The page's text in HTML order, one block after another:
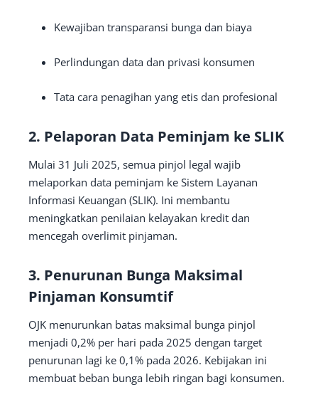
Kewajiban transparansi bunga dan biaya
Perlindungan data dan privasi konsumen
Tata cara penagihan yang etis dan profesional
2. Pelaporan Data Peminjam ke SLIK
Mulai 31 Juli 2025, semua pinjol legal wajib
melaporkan data peminjam ke Sistem Layanan
Informasi Keuangan (SLIK). Ini membantu
meningkatkan penilaian kelayakan kredit dan
mencegah overlimit pinjaman.
3. Penurunan Bunga Maksimal
Pinjaman Konsumtif
OJK menurunkan batas maksimal bunga pinjol
menjadi 0,2% per hari pada 2025 dengan target
penurunan lagi ke 0,1% pada 2026. Kebijakan ini
membuat beban bunga lebih ringan bagi konsumen.